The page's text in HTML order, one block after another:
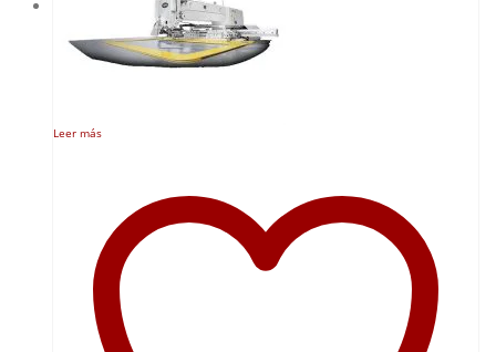
Leer más